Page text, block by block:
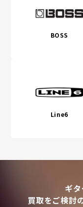
BOSS
Line6
ギ
買取をご検討